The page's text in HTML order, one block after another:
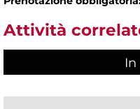
Attività